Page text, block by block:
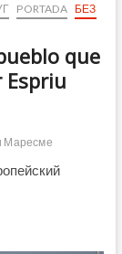
PORTADA
БЕЗ
que
Espriu
Маресме